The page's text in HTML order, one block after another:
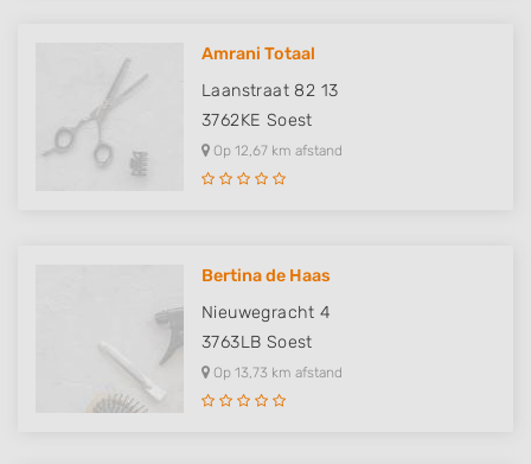
Amrani Totaal
Laanstraat 82 13
3762KE Soest
Op 12,67 km afstand
Bertina de Haas
Nieuwegracht 4
3763LB Soest
Op 13,73 km afstand